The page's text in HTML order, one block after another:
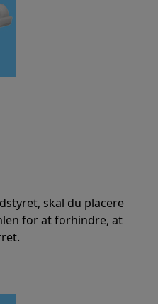
skal du placere
for at forhindre, at